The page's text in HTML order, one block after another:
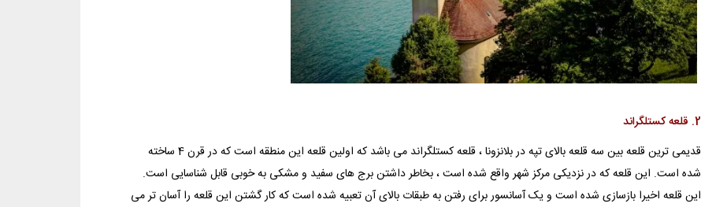
2. قلعه کستلگراند
قدیمی ترین قلعه بین سه قلعه بالای تپه در بلانزونا ، قلعه کستلگراند می باشد که اولین قلعه این منطقه است که در قرن 4 ساخته
‏شده است. این قلعه که در نزدیکی مرکز شهر واقع شده است ، بخاطر داشتن برج های سفید و مشکی به خوبی قابل شناسایی ‏است.
این قلعه اخیرا بازسازی شده است و یک آسانسور برای رفتن به طبقات بالای آن تعبیه شده است که کار گشتن این قلعه را ‏آسان تر می